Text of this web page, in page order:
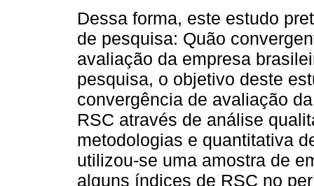
Dessa forma, este estudo
de pesquisa: Quão
avaliação da empresa
pesquisa, o objetivo deste
convergência de avaliação
RSC através de análise
metodologias e quantitativa
utilizou-se uma amostra de
alguns índices de RSC no